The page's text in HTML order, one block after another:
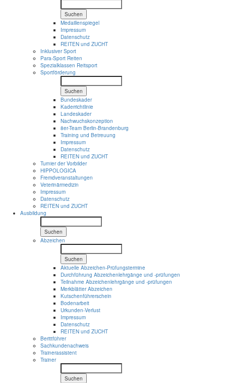
Suchen
Medaillenspiegel
Impressum
Datenschutz
REITEN und ZUCHT
Inklusiver Sport
Para-Sport Reiten
Spezialklassen Reitsport
Sportförderung
Suchen
Bundeskader
Kaderrichtlinie
Landeskader
Nachwuchskonzeption
8er-Team Berlin-Brandenburg
Training und Betreuung
Impressum
Datenschutz
REITEN und ZUCHT
Turnier der Vorbilder
HIPPOLOGICA
Fremdveranstaltungen
Veterinärmedizin
Impressum
Datenschutz
REITEN und ZUCHT
Ausbildung
Suchen
Abzeichen
Suchen
Aktuelle Abzeichen-Prüfungstermine
Durchführung Abzeichenlehrgänge und -prüfungen
Teilnahme Abzeichenlehrgänge und -prüfungen
Merkblätter Abzeichen
Kutschenführerschein
Bodenarbeit
Urkunden-Verlust
Impressum
Datenschutz
REITEN und ZUCHT
Berittführer
Sachkundenachweis
Trainerassistent
Trainer
Suchen